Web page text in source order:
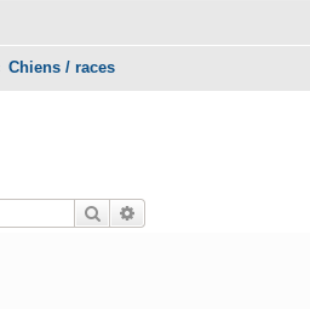
Chiens / races
Rechercher